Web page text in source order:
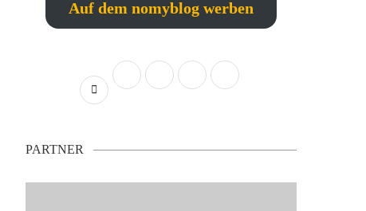
Auf dem nomyblog werben
PARTNER